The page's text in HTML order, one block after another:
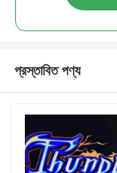
প্রস্তাবিত পণ্য